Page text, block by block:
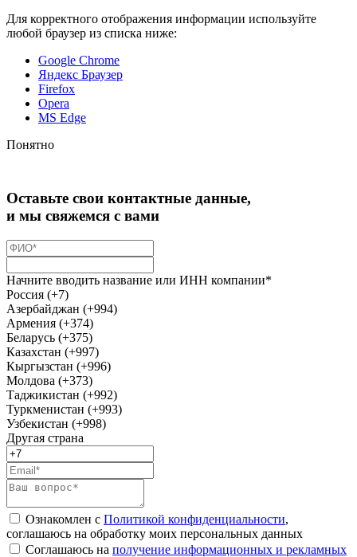
Для корректного отображения информации используйте
любой браузер из списка ниже:
Google Chrome
Яндекс Браузер
Firefox
Opera
MS Edge
Понятно
Оставьте свои контактные данные,
и мы свяжемся с вами
Начните вводить название или ИНН компании*
Россия (+7)
Азербайджан (+994)
Армения (+374)
Беларусь (+375)
Казахстан (+997)
Кыргызстан (+996)
Молдова (+373)
Таджикистан (+992)
Туркменистан (+993)
Узбекистан (+998)
Другая страна
Ознакомлен с Политикой конфиденциальности,
соглашаюсь на обработку моих персональных данных
Соглашаюсь на получение информационных и рекламных